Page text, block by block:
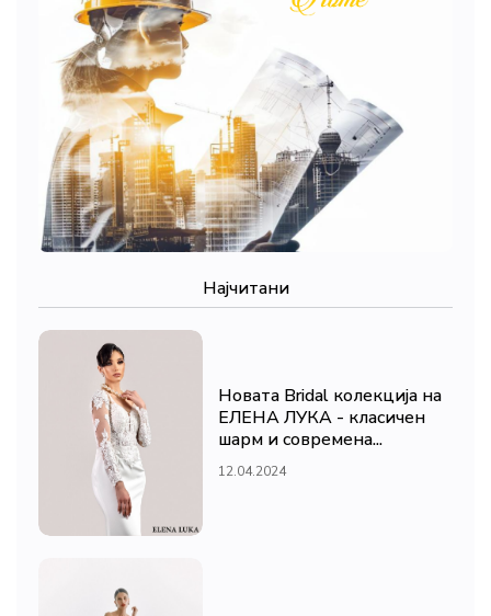
Најчитани
Новата Bridal колекција на
ЕЛЕНА ЛУКА - класичен
шарм и современа...
12.04.2024